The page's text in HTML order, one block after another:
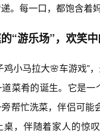
。每一口，都饱含着
“游乐场”，欢笑
鸡小马拉大🌸车游戏”
菜肴的诞生。它是
帮忙洗菜，伴侣可
，伴随着家人的惊